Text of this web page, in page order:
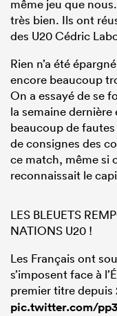
même jeu que
très bien. Ils ont
des U20 Cédric
Rien n’a été
encore beaucoup
On a essayé de se
la semaine
beaucoup de
de consignes des
ce match, même si
reconnaissait le
LES BLEUETS
NATIONS U20 !
Les Français ont
s’imposent face à
premier titre depuis
pic.twitter.com/